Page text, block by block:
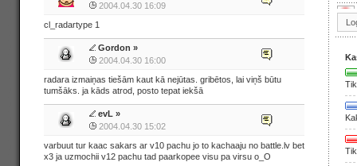
2004.04.30 16:09
cl_radartype 1
Gordon »
2004.04.30 16:00
radara izmaiņas tiešām kaut kā nejūtas. gribētos, lai viņš būtu
tumšāks. ja kāds atrod, posto tepat iekšā
evL »
2004.04.30 15:02
varbuut tur kaac sakars ar v10 pachu jo to kachaaju no battle.lv bet
x3 ja uzmochii v12 pachu tad paarkopee visu pa virsu o_O